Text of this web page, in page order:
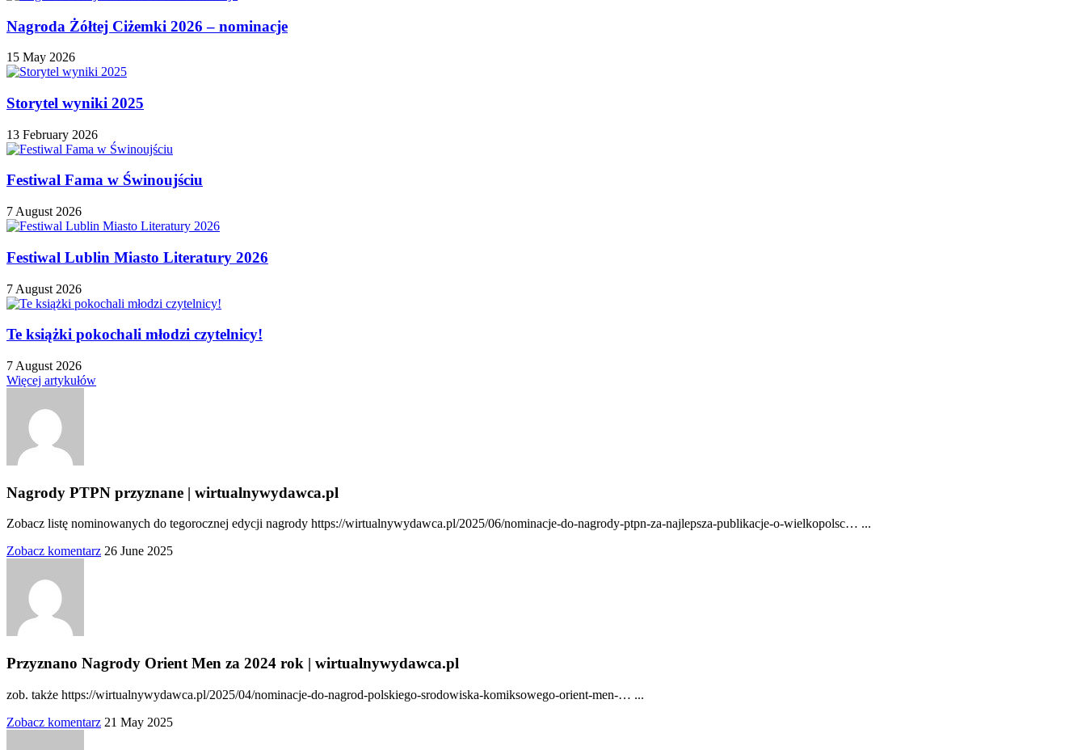
Nagroda Żółtej Ciżemki 2026 – nominacje
15 May 2026
Storytel wyniki 2025
13 February 2026
Festiwal Fama w Świnoujściu
7 August 2026
Festiwal Lublin Miasto Literatury 2026
7 August 2026
Te książki pokochali młodzi czytelnicy!
7 August 2026
Więcej artykułów
Nagrody PTPN przyznane | wirtualnywydawca.pl
Zobacz listę nominowanych do tegorocznej edycji nagrody https://wirtualnywydawca.pl/2025/06/nominacje-do-nagrody-ptpn-za-najlepsza-publikacje-o-wielkopolsc… ...
Zobacz komentarz 26 June 2025
Przyznano Nagrody Orient Men za 2024 rok | wirtualnywydawca.pl
zob. także https://wirtualnywydawca.pl/2025/04/nominacje-do-nagrod-polskiego-srodowiska-komiksowego-orient-men-… ...
Zobacz komentarz 21 May 2025